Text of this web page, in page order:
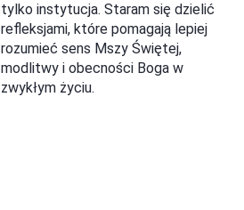
tylko instytucja. Staram się dzielić
refleksjami, które pomagają lepiej
rozumieć sens Mszy Świętej,
modlitwy i obecności Boga w
zwykłym życiu.